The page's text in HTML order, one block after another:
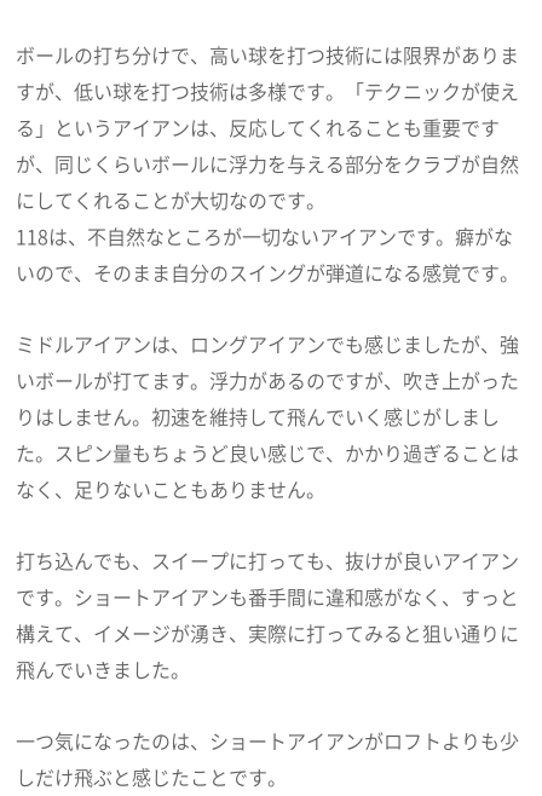
ボールの打ち分けで、高い球を打つ技術には限界がありま
すが、低い球を打つ技術は多様です。「テクニックが使え
る」というアイアンは、反応してくれることも重要です
が、同じくらいボールに浮力を与える部分をクラブが自然
にしてくれることが大切なのです。
118は、不自然なところが一切ないアイアンです。癖がな
いので、そのまま自分のスイングが弾道になる感覚です。
ミドルアイアンは、ロングアイアンでも感じましたが、強
いボールが打てます。浮力があるのですが、吹き上がった
りはしません。初速を維持して飛んでいく感じがしまし
た。スピン量もちょうど良い感じで、かかり過ぎることは
なく、足りないこともありません。
打ち込んでも、スイープに打っても、抜けが良いアイアン
です。ショートアイアンも番手間に違和感がなく、すっと
構えて、イメージが湧き、実際に打ってみると狙い通りに
飛んでいきました。
一つ気になったのは、ショートアイアンがロフトよりも少
しだけ飛ぶと感じたことです。